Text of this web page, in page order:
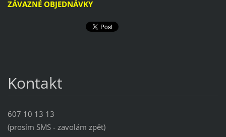
ZÁVAZNÉ OBJEDNÁVKY
Kontakt
607 10 13 13
(prosím SMS - zavolám zpět)